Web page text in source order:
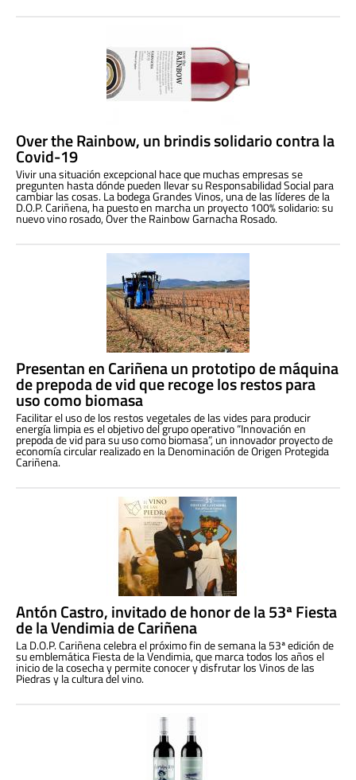
Over the Rainbow, un brindis solidario contra la
Covid-19
Vivir una situación excepcional hace que muchas empresas se
pregunten hasta dónde pueden llevar su Responsabilidad Social para
cambiar las cosas. La bodega Grandes Vinos, una de las líderes de la
D.O.P. Cariñena, ha puesto en marcha un proyecto 100% solidario: su
nuevo vino rosado, Over the Rainbow Garnacha Rosado.
Presentan en Cariñena un prototipo de máquina
de prepoda de vid que recoge los restos para
uso como biomasa
Facilitar el uso de los restos vegetales de las vides para producir
energía limpia es el objetivo del grupo operativo “Innovación en
prepoda de vid para su uso como biomasa”, un innovador proyecto de
economía circular realizado en la Denominación de Origen Protegida
Cariñena.
Antón Castro, invitado de honor de la 53ª Fiesta
de la Vendimia de Cariñena
La D.O.P. Cariñena celebra el próximo fin de semana la 53ª edición de
su emblemática Fiesta de la Vendimia, que marca todos los años el
inicio de la cosecha y permite conocer y disfrutar los Vinos de las
Piedras y la cultura del vino.